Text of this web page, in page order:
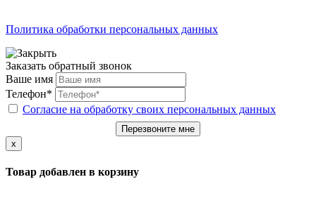
Политика обработки персональных данных
Заказать обратный звонок
Ваше имя
Телефон*
Согласие на обработку своих персональных данных
Перезвоните мне
x
Товар добавлен в корзину